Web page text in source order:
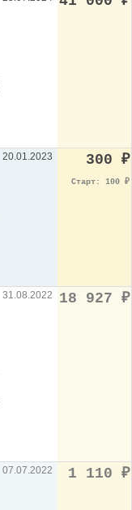
20.01.2023 300 ₽
Старт: 100 ₽
31.08.2022 18 927 ₽
07.07.2022 1 110 ₽